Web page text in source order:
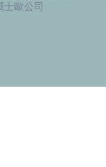
士歐公司